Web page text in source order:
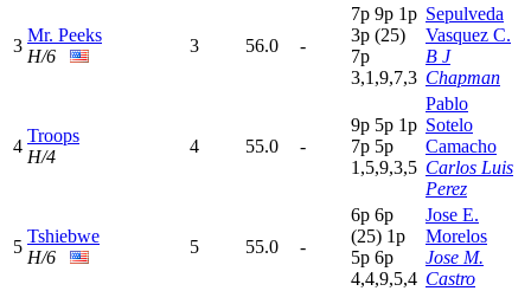
3
Mr. Peeks
H/6
3 56.0 -
7p 9p 1p
3p (25)
7p
3,1,9,7,3
Sepulveda
Vasquez C.
B J
Chapman
4
Troops
H/4
4 55.0 -
9p 5p 1p
7p 5p
1,5,9,3,5
Pablo
Sotelo
Camacho
Carlos Luis
Perez
5
Tshiebwe
H/6
5 55.0 -
6p 6p
(25) 1p
5p 6p
4,4,9,5,4
Jose E.
Morelos
Jose M.
Castro